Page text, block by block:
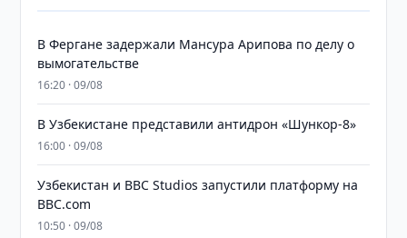
В Фергане задержали Мансура Арипова по делу о
вымогательстве
16:20 · 09/08
В Узбекистане представили антидрон «Шункор-8»
16:00 · 09/08
Узбекистан и BBC Studios запустили платформу на
BBC.com
10:50 · 09/08